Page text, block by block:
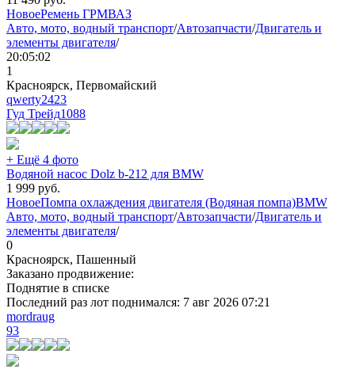
НовоеРемень ГРМВАЗ
Авто, мото, водный транспорт/Автозапчасти/Двигатель и
элементы двигателя/
20:05:02
1
Красноярск, Первомайский
qwerty2423
Гуд Трейд1088
+ Ещё 4 фото
Водяной насос Dolz b-212 для BMW
1 999 руб.
НовоеПомпа охлаждения двигателя (Водяная помпа)BMW
Авто, мото, водный транспорт/Автозапчасти/Двигатель и
элементы двигателя/
0
Красноярск, Пашенный
Заказано продвижение:
Поднятие в списке
Последний раз лот поднимался: 7 авг 2026 07:21
mordraug
93